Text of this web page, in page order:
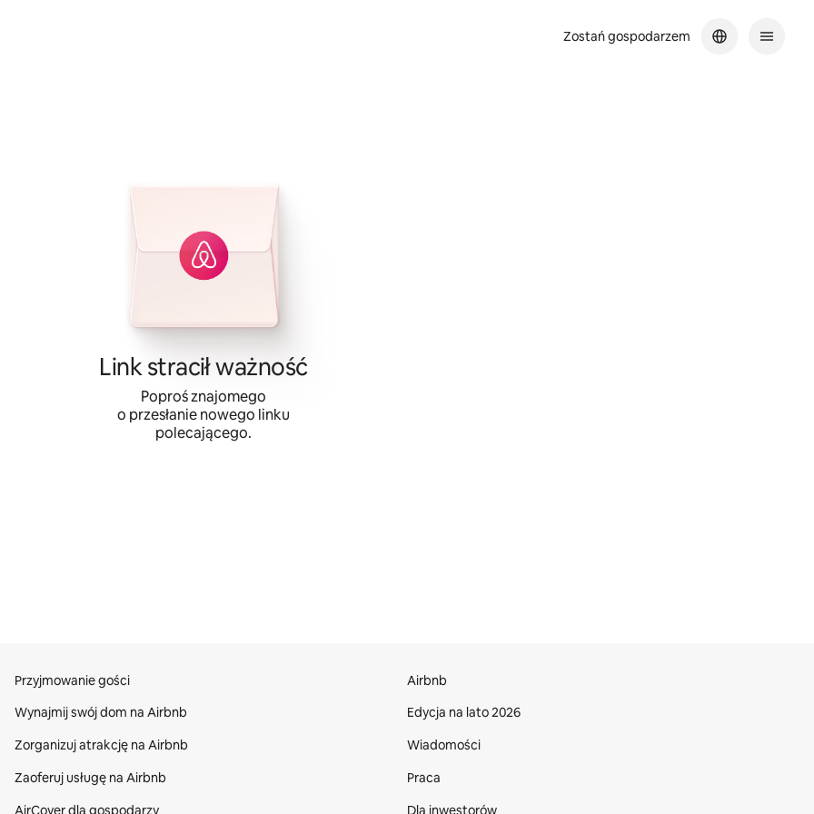
Zostań gospodarzem
Link stracił ważność
Poproś znajomego
o przesłanie nowego linku
polecającego.
Przyjmowanie gości
Wynajmij swój dom na Airbnb
Zorganizuj atrakcję na Airbnb
Zaoferuj usługę na Airbnb
AirCover dla gospodarzy
Airbnb
Edycja na lato 2026
Wiadomości
Praca
Dla inwestorów